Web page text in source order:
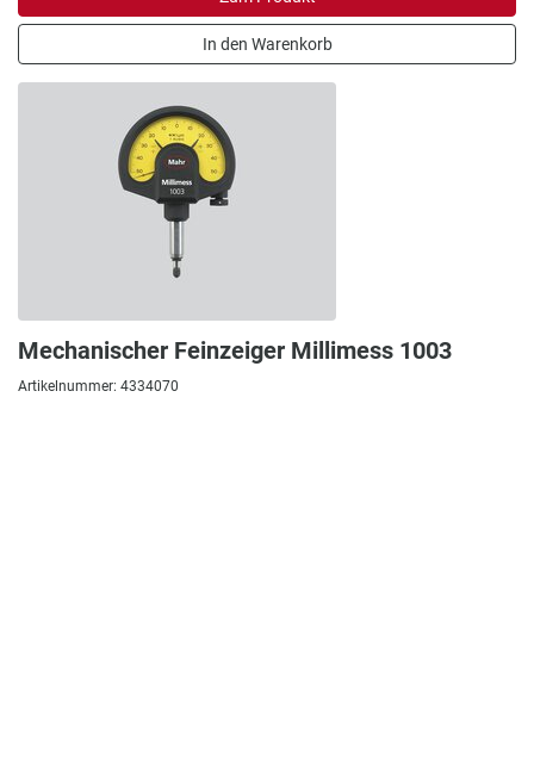
In den Warenkorb
Mechanischer Feinzeiger Millimess 1003
Artikelnummer: 4334070